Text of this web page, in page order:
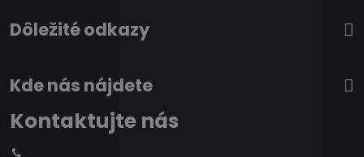
Dôležité odkazy
Kde nás nájdete
Kontaktujte nás